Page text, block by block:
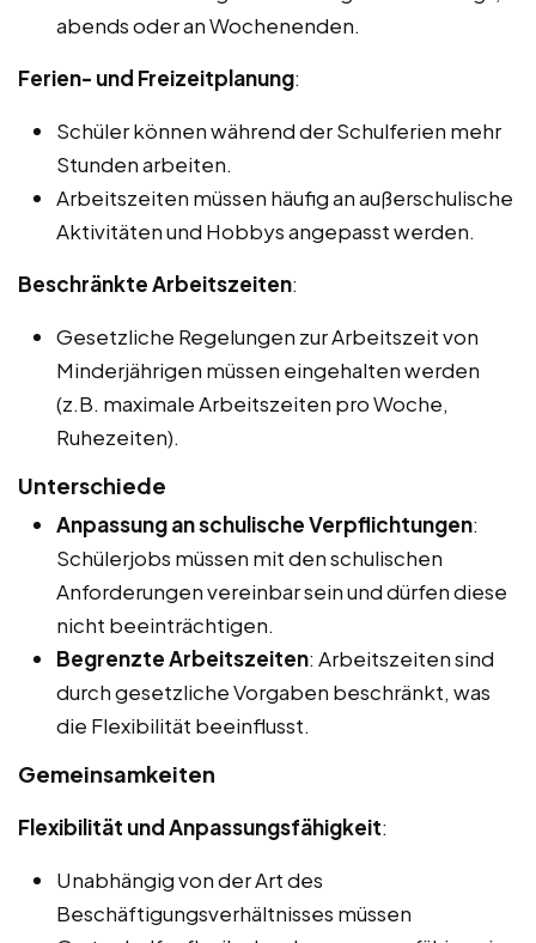
abends oder an Wochenenden.
Ferien- und Freizeitplanung:
Schüler können während der Schulferien mehr
Stunden arbeiten.
Arbeitszeiten müssen häufig an außerschulische
Aktivitäten und Hobbys angepasst werden.
Beschränkte Arbeitszeiten:
Gesetzliche Regelungen zur Arbeitszeit von
Minderjährigen müssen eingehalten werden
(z.B. maximale Arbeitszeiten pro Woche,
Ruhezeiten).
Unterschiede
Anpassung an schulische Verpflichtungen:
Schülerjobs müssen mit den schulischen
Anforderungen vereinbar sein und dürfen diese
nicht beeinträchtigen.
Begrenzte Arbeitszeiten: Arbeitszeiten sind
durch gesetzliche Vorgaben beschränkt, was
die Flexibilität beeinflusst.
Gemeinsamkeiten
Flexibilität und Anpassungsfähigkeit:
Unabhängig von der Art des
Beschäftigungsverhältnisses müssen